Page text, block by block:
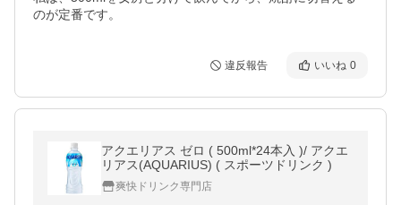
のが定番です。
違反報告 いいね 0
アクエリアス ゼロ ( 500ml*24本入 )/ アクエ
リアス(AQUARIUS) ( スポーツドリンク )
爽快ドリンク専門店